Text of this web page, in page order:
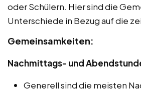
oder Schülern. Hier sind die
Unterschiede in Bezug auf die
Gemeinsamkeiten:
Nachmittags- und
Generell sind die meisten